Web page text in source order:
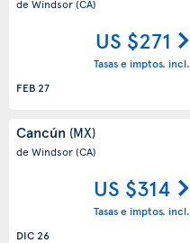
de Windsor(CA)
US $271
Tasas e imptos. incl.
FEB 27
Cancún (MX)
de Windsor(CA)
US $314
Tasas e imptos. incl.
DIC 26